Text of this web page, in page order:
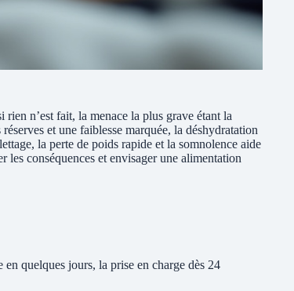
n’est fait, la menace la plus grave étant la
et une faiblesse marquée, la déshydratation
la perte de poids rapide et la somnolence aide
conséquences et envisager une alimentation
quelques jours, la prise en charge dès 24